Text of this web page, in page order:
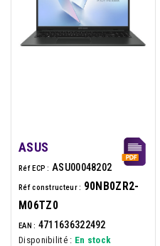
ASUS
Réf ECP : ASU00048202
Réf constructeur : 90NB0ZR2-
M06TZ0
EAN : 4711636322492
Disponibilité : En stock